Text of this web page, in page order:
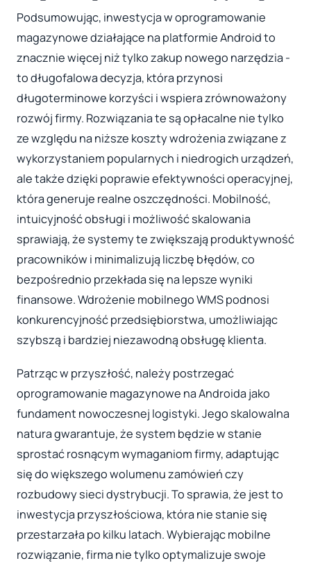
Podsumowując, inwestycja w oprogramowanie
magazynowe działające na platformie Android to
znacznie więcej niż tylko zakup nowego narzędzia -
to długofalowa decyzja, która przynosi
długoterminowe korzyści i wspiera zrównoważony
rozwój firmy. Rozwiązania te są opłacalne nie tylko
ze względu na niższe koszty wdrożenia związane z
wykorzystaniem popularnych i niedrogich urządzeń,
ale także dzięki poprawie efektywności operacyjnej,
która generuje realne oszczędności. Mobilność,
intuicyjność obsługi i możliwość skalowania
sprawiają, że systemy te zwiększają produktywność
pracowników i minimalizują liczbę błędów, co
bezpośrednio przekłada się na lepsze wyniki
finansowe. Wdrożenie mobilnego WMS podnosi
konkurencyjność przedsiębiorstwa, umożliwiając
szybszą i bardziej niezawodną obsługę klienta.
Patrząc w przyszłość, należy postrzegać
oprogramowanie magazynowe na Androida jako
fundament nowoczesnej logistyki. Jego skalowalna
natura gwarantuje, że system będzie w stanie
sprostać rosnącym wymaganiom firmy, adaptując
się do większego wolumenu zamówień czy
rozbudowy sieci dystrybucji. To sprawia, że jest to
inwestycja przyszłościowa, która nie stanie się
przestarzała po kilku latach. Wybierając mobilne
rozwiązanie, firma nie tylko optymalizuje swoje